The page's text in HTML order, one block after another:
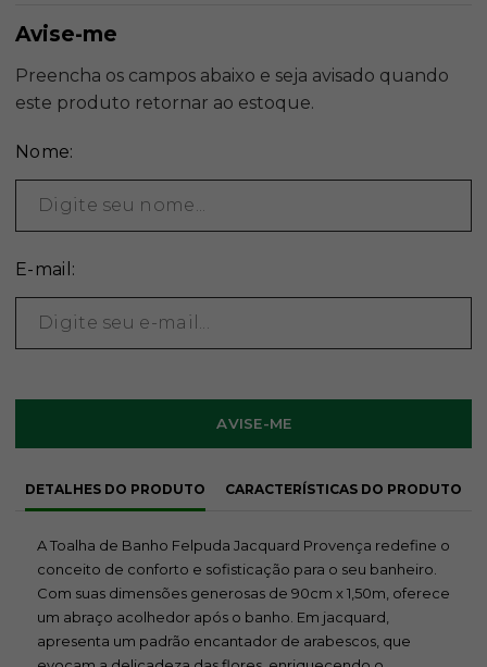
Nome:
E-mail:
DETALHES DO PRODUTO CARACTERÍSTICAS DO PRODUTO
A Toalha de Banho Felpuda Jacquard Provença redefine o
conceito de conforto e sofisticação para o seu banheiro.
Com suas dimensões generosas de 90cm x 1,50m, oferece
um abraço acolhedor após o banho. Em jacquard,
apresenta um padrão encantador de arabescos, que